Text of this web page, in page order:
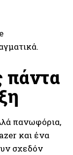
πάντα
πανωφόρια,
και ένα
σχεδόν